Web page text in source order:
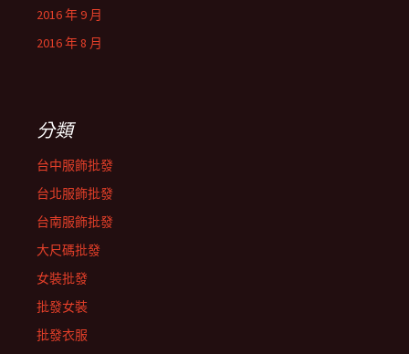
2016 年 9 月
2016 年 8 月
分類
台中服飾批發
台北服飾批發
台南服飾批發
大尺碼批發
女裝批發
批發女裝
批發衣服